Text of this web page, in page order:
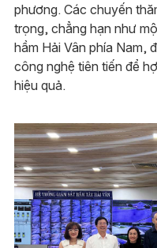
phương. Các chuyến
trọng, chẳng hạn như
hầm Hải Vân phía Nam,
công nghệ tiên tiến để
hiệu quả.